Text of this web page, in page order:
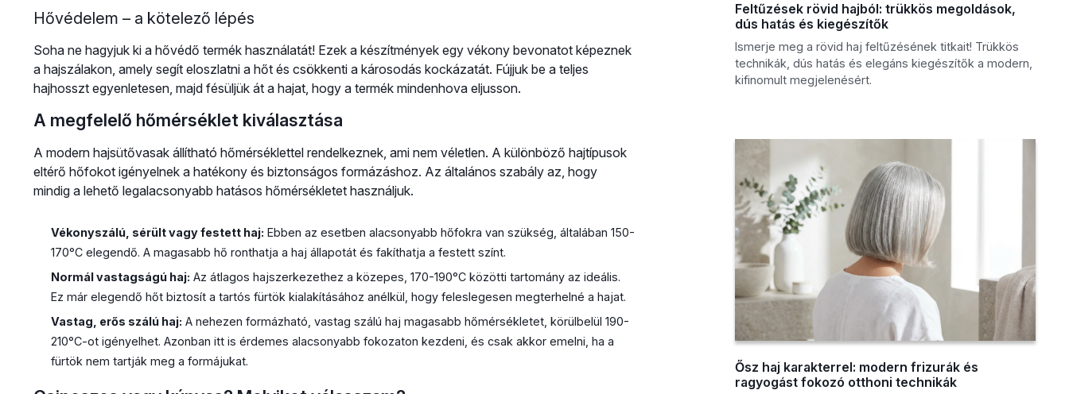
Hővédelem – a kötelező lépés
Soha ne hagyjuk ki a hővédő termék használatát! Ezek a készítmények egy vékony bevonatot képeznek
a hajszálakon, amely segít eloszlatni a hőt és csökkenti a károsodás kockázatát. Fújjuk be a teljes
hajhosszt egyenletesen, majd fésüljük át a hajat, hogy a termék mindenhova eljusson.
A megfelelő hőmérséklet kiválasztása
A modern hajsütővasak állítható hőmérséklettel rendelkeznek, ami nem véletlen. A különböző hajtípusok
eltérő hőfokot igényelnek a hatékony és biztonságos formázáshoz. Az általános szabály az, hogy
mindig a lehető legalacsonyabb hatásos hőmérsékletet használjuk.
Vékonyszálú, sérült vagy festett haj: Ebben az esetben alacsonyabb hőfokra van szükség, általában 150-
170°C elegendő. A magasabb hő ronthatja a haj állapotát és fakíthatja a festett színt.
Normál vastagságú haj: Az átlagos hajszerkezethez a közepes, 170-190°C közötti tartomány az ideális.
Ez már elegendő hőt biztosít a tartós fürtök kialakításához anélkül, hogy feleslegesen megterhelné a hajat.
Vastag, erős szálú haj: A nehezen formázható, vastag szálú haj magasabb hőmérsékletet, körülbelül 190-
210°C-ot igényelhet. Azonban itt is érdemes alacsonyabb fokozaton kezdeni, és csak akkor emelni, ha a
fürtök nem tartják meg a formájukat.
Feltűzések rövid hajból: trükkös megoldások,
dús hatás és kiegészítők
Ismerje meg a rövid haj feltűzésének titkait! Trükkös
technikák, dús hatás és elegáns kiegészítők a modern,
kifinomult megjelenésért.
Ősz haj karakterrel: modern frizurák és
ragyogást fokozó otthoni technikák